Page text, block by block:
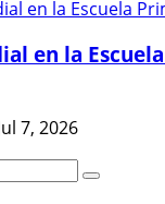
en la
7, 2026